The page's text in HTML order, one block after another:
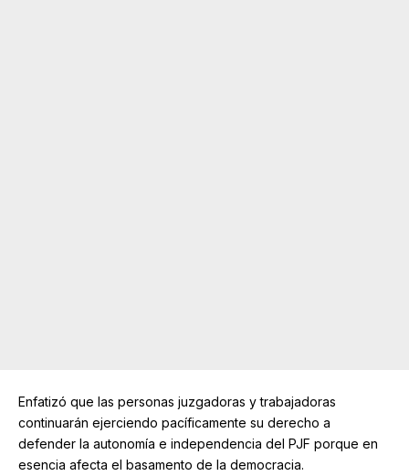
Enfatizó que las personas juzgadoras y trabajadoras
continuarán ejerciendo pacíficamente su derecho a
defender la autonomía e independencia del PJF porque en
esencia afecta el basamento de la democracia.